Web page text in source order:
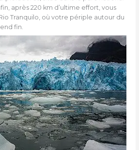
après 220 km d’ultime effort, vous
Tranquilo, où votre périple autour du
fin.